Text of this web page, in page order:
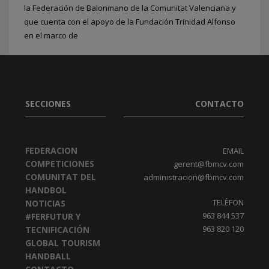
ETIQUETADO BAJO:
ENTRADAS MUNDIAL BALONMANO FEMENINO
la Federación de Balonmano de la Comunitat Valenciana y
que cuenta con el apoyo de la Fundación Trinidad Alfonso
en el marco de
2
SECCIONES
FEDERACION
COMPETICIONES
COMUNITAT DEL
HANDBOL
NOTICIAS
#FERFUTUR Y
TECNIFICACIÓN
GLOBAL TOURISM
HANDBALL
CONTACTO
EMAIL
gerent@fbmcv.com
administracion@fbmcv.com
TELÈFON
963 844 537
963 820 120